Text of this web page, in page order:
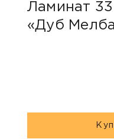
Ламинат
«Дуб